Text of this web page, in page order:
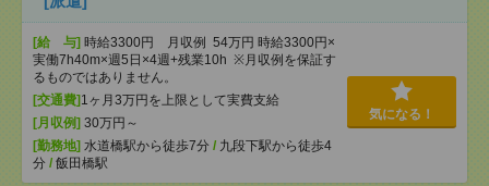
[給 与] 時給3300円 月収例 54万円 時給3300円×
実働7h40m×週5日×4週+残業10h ※月収例を保証す
るものではありません。
[交通費]1ヶ月3万円を上限として実費支給
[月収例] 30万円～
[勤務地] 水道橋駅から徒歩7分 / 九段下駅から徒歩4
分 / 飯田橋駅
気になる！